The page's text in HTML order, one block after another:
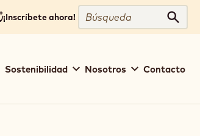
¡Inscríbete ahora!
Búsqueda
Sostenibilidad Nosotros Contacto